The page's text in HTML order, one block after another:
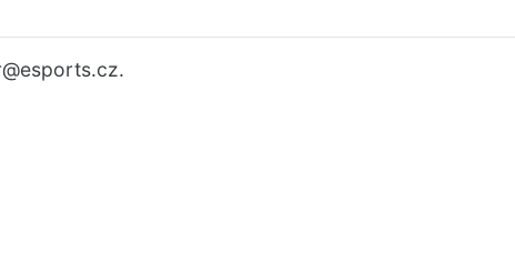
@esports.cz.